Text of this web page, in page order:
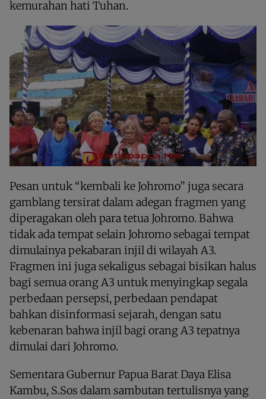
kemurahan hati Tuhan.
Pesan untuk “kembali ke Johromo” juga secara
gamblang tersirat dalam adegan fragmen yang
diperagakan oleh para tetua Johromo. Bahwa
tidak ada tempat selain Johromo sebagai tempat
dimulainya pekabaran injil di wilayah A3.
Fragmen ini juga sekaligus sebagai bisikan halus
bagi semua orang A3 untuk menyingkap segala
perbedaan persepsi, perbedaan pendapat
bahkan disinformasi sejarah, dengan satu
kebenaran bahwa injil bagi orang A3 tepatnya
dimulai dari Johromo.
Sementara Gubernur Papua Barat Daya Elisa
Kambu, S.Sos dalam sambutan tertulisnya yang